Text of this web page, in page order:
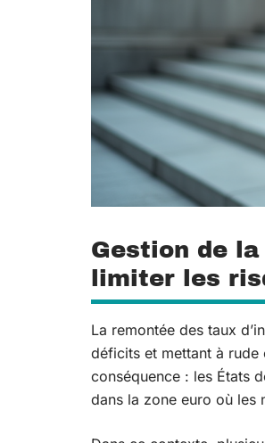
Gestion de
limiter les
La remontée des taux
déficits et mettant à rude
conséquence : les États
dans la zone euro où les